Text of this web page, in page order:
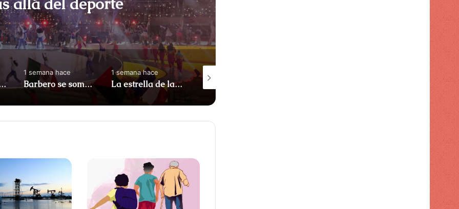
despedida de Neymar de la
despedida de Neymar de la selección de Brasil
1 semana hace
Barbero se sometería a dos cirugías más antes de morir Rebecca Brizard, según Salud Pública
1 semana hace
La estrella de la suerte de Eduardo María
1 semana hace
Enfermedad silenciosa que puede dañar el hígado durante años sin síntomas